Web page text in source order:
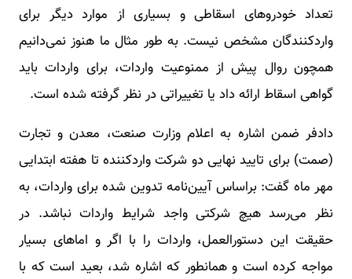
تعداد خودروهای اسقاطی و بسیاری از موارد دیگر برای
واردکنندگان مشخص نیست. به طور مثال ما هنوز نمی‌دانیم
همچون روال پیش از ممنوعیت واردات، برای واردات باید
گواهی اسقاط ارائه داد یا تغییراتی در نظر گرفته شده است.
دادفر ضمن اشاره به اعلام وزارت صنعت، معدن و تجارت
(صمت) برای تایید نهایی دو شرکت واردکننده تا هفته ابتدایی
مهر ماه گفت: براساس آیین‌نامه تدوین شده برای واردات، به
نظر می‌رسد هیچ شرکتی واجد شرایط واردات نباشد. در
حقیقت این دستورالعمل، واردات را با اگر و اماهای بسیار
مواجه کرده است و همانطور که اشاره شد، بعید است که با